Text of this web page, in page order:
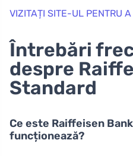
VIZITAȚI SITE-UL PENTRU
Întrebări
despre
Standard
Ce este Raiffeisen
funcționează?